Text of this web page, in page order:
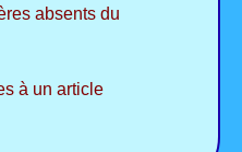
absents du
à un article